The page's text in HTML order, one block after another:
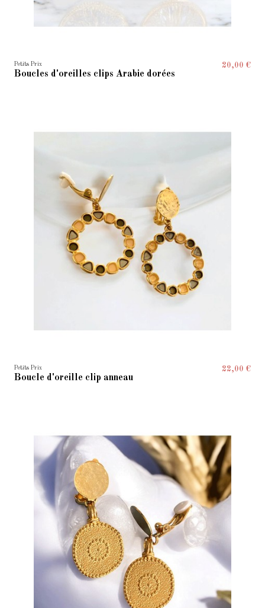
Petits Prix
Boucles d'oreilles clips Arabie dorées
20,00 €
Petits Prix
Boucle d'oreille clip anneau
22,00 €